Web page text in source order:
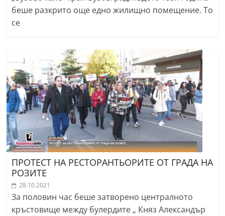
беше разкрито още едно жилищно помещение. То
се
ПРОТЕСТ НА РЕСТОРАНТЬОРИТЕ ОТ ГРАДА НА
РОЗИТЕ
28.10.2021
За половин час беше затворено централното
кръстовище между булердите „ Княз Александър